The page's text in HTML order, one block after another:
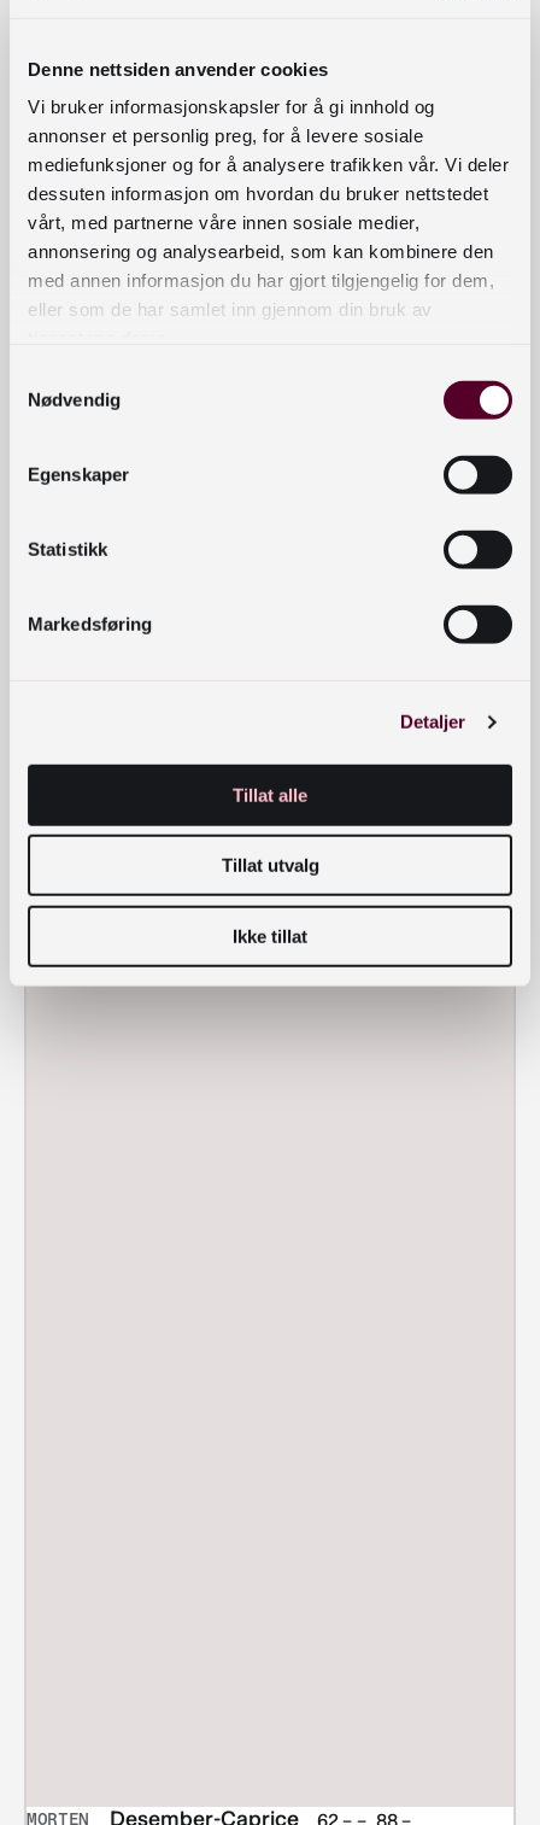
Denne nettsiden anvender cookies
Vi bruker informasjonskapsler for å gi innhold og
annonser et personlig preg, for å levere sosiale
mediefunksjoner og for å analysere trafikken vår. Vi deler
dessuten informasjon om hvordan du bruker nettstedet
vårt, med partnerne våre innen sosiale medier,
annonsering og analysearbeid, som kan kombinere den
med annen informasjon du har gjort tilgjengelig for dem,
eller som de har samlet inn gjennom din bruk av
Nødvendig
Egenskaper
Statistikk
Markedsføring
Detaljer
Tillat alle
Tillat utvalg
Ikke tillat
MORTEN Desember-Caprice Prisområde: